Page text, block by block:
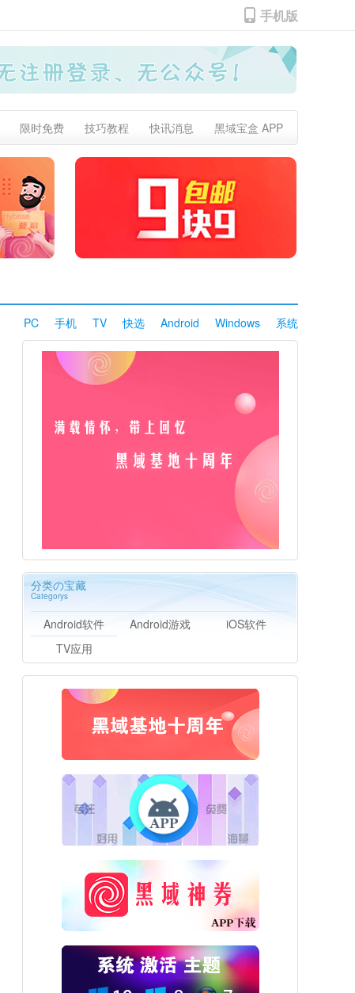
手机版
限时免费 技巧教程 快讯消息 黑域宝盒 APP
PC 手机 TV 快选 Android Windows 系统
分类の宝藏
Categorys
Android软件 Android游戏
iOS软件
TV应用